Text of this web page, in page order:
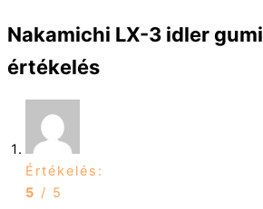
Nakamichi LX-3 idler gumi
értékelés
Értékelés:
5 / 5